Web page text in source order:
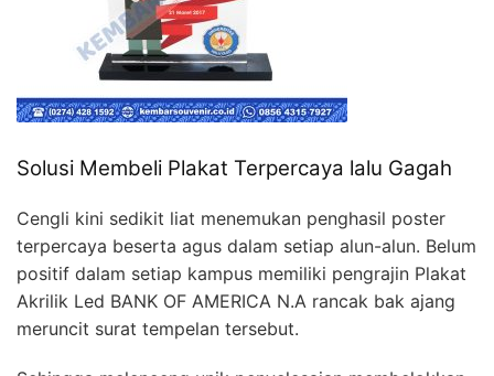
Solusi Membeli Plakat Terpercaya lalu Gagah
Cengli kini sedikit liat menemukan penghasil poster
terpercaya beserta agus dalam setiap alun-alun. Belum
positif dalam setiap kampus memiliki pengrajin Plakat
Akrilik Led BANK OF AMERICA N.A rancak bak ajang
meruncit surat tempelan tersebut.